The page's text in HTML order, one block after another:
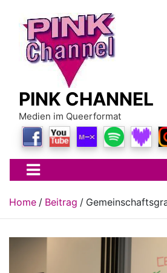
content
PINK CHANNEL
Medien im Queerformat
Home Beitrag